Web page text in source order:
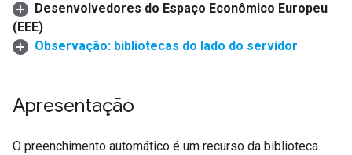
Desenvolvedores do Espaço Econômico Europeu
(EEE)
Observação: bibliotecas do lado do servidor
Apresentação
O preenchimento automático é um recurso da biblioteca